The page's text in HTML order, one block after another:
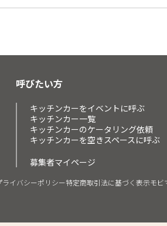
呼びたい方
キッチンカーをイベントに呼ぶ
キッチンカー一覧
キッチンカーのケータリング依頼
キッチンカーを空きスペースに呼ぶ
募集者マイページ
ライバシーポリシー特定商取引法に基づく表示モビ